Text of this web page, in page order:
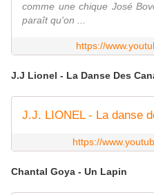
comme une chique José
paraît qu'on ...
https://
J.J Lionel - La Danse Des
J.J. LIONEL - La danse
https://
Chantal Goya - Un Lapin